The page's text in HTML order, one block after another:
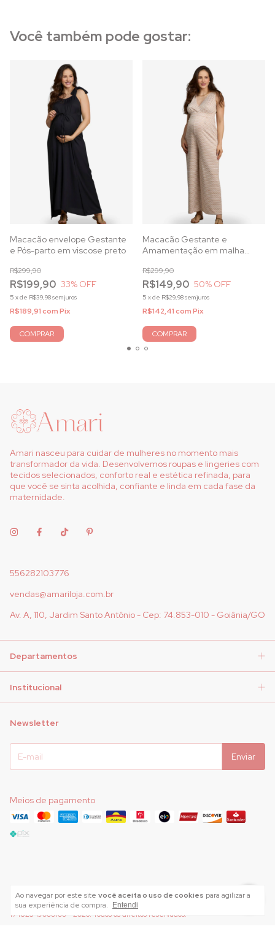
Ao navegar por este site você aceita o uso de cookies para agilizar a
sua experiência de compra.
Entendi
Você também pode gostar:
Macacão envelope Gestante
e Pós-parto em viscose preto
R$199,90
R$299,90
33% OFF
5 xde R$39,98sem juros
R$189,91comPix
COMPRAR
Macacão Gestante e
Amamentação em malha
estampado
R$149,90
R$299,90
50% OFF
5 xde R$29,98sem juros
R$142,41comPix
COMPRAR
Amari nasceu para cuidar de mulheres no momento mais
transformador da vida. Desenvolvemos roupas e lingeries com
tecidos selecionados, conforto real e estética refinada, para
que você se sinta acolhida, confiante e linda em cada fase da
maternidade.
556282103776
vendas@amariloja.com.br
Av. A, 110, Jardim Santo Antônio - Cep: 74.853-010 - Goiânia/GO
Departamentos
Institucional
Newsletter
Meios de pagamento
Copyright AMARI INDUSTRIA E COMERCIO DE ROUPAS INTIMAS LTDA -
17482349000100 - 2026. Todos os direitos reservados.